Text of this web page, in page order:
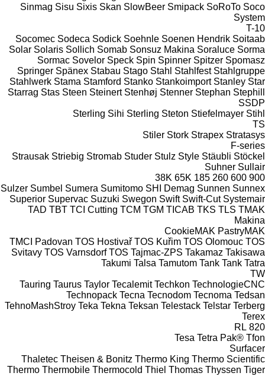
Sinmag Sisu Sixis Skan SlowBeer Smipack SoRoTo Soco
System
T-10
Socomec Sodeca Sodick Soehnle Soenen Hendrik Soitaab
Solar Solaris Sollich Somab Sonsuz Makina Soraluce Sorma
Sormac Sovelor Speck Spin Spinner Spitzer Spomasz
Springer Spänex Stabau Stago Stahl Stahlfest Stahlgruppe
Stahlwerk Stama Stamford Stanko Stankoimport Stanley Star
Starrag Stas Steen Steinert Stenhøj Stenner Stephan Stephill
SSDP
Sterling Sihi Sterling Steton Stiefelmayer Stihl
TS
Stiler Stork Strapex Stratasys
F-series
Strausak Striebig Stromab Studer Stulz Style Stäubli Stöckel
Suhner Sullair
38K 65K 185 260 600 900
Sulzer Sumbel Sumera Sumitomo SHI Demag Sunnen Sunnex
Superior Supervac Suzuki Swegon Swift Swift-Cut Systemair
TAD TBT TCI Cutting TCM TGM TICAB TKS TLS TMAK
Makina
CookieMAK PastryMAK
TMCI Padovan TOS Hostivař TOS Kuřim TOS Olomouc TOS
Svitavy TOS Varnsdorf TOS Tajmac-ZPS Takamaz Takisawa
Takumi Talsa Tamutom Tank Tank Tatra
TW
Tauring Taurus Taylor Tecalemit Techkon TechnologieCNC
Technopack Tecna Tecnodom Tecnoma Tedsan
TehnoMashStroy Teka Tekna Teksan Telestack Telstar Terberg
Terex
820
RL
Tesa Tetra Pak® Tfon
Surfacer
Thaletec Theisen & Bonitz Thermo King Thermo Scientific
Thermo Thermobile Thermocold Thiel Thomas Thyssen Tiger